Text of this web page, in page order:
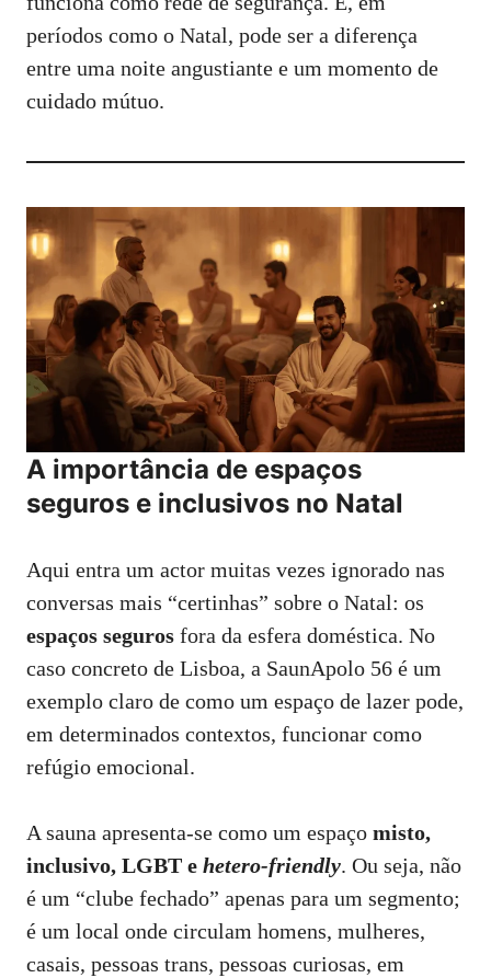
períodos como o Natal, pode ser a diferença
entre uma noite angustiante e um momento de
cuidado mútuo.
A importância de espaços
seguros e inclusivos no Natal
Aqui entra um actor muitas vezes ignorado nas
conversas mais “certinhas” sobre o Natal: os
espaços seguros fora da esfera doméstica. No
caso concreto de Lisboa, a SaunApolo 56 é um
exemplo claro de como um espaço de lazer pode,
em determinados contextos, funcionar como
refúgio emocional.
A sauna apresenta‑se como um espaço misto,
inclusivo, LGBT e hetero‑friendly. Ou seja, não
é um “clube fechado” apenas para um segmento;
é um local onde circulam homens, mulheres,
casais, pessoas trans, pessoas curiosas, em